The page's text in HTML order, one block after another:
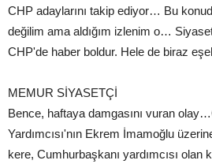
CHP adaylarını takip ediyor… Bu
değilim ama aldığım izlenim o…
CHP'de haber boldur. Hele de biraz
MEMUR SİYASETÇİ
Bence, haftaya damgasını vuran
Yardımcısı'nın Ekrem İmamoğlu
kere, Cumhurbaşkanı yardımcısı